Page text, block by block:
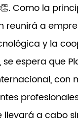
Como la
reunirá a
y la
se espera que
con
llevará a cabo